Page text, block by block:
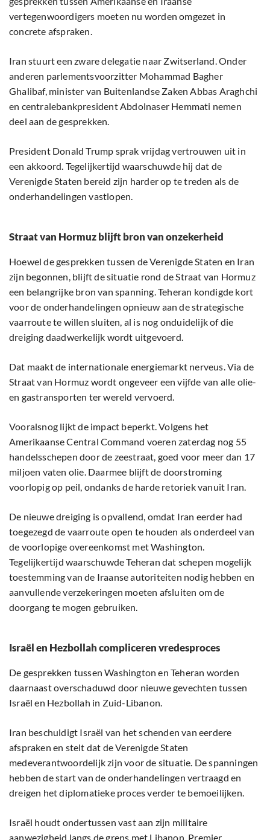
vertegenwoordigers moeten nu worden omgezet in
concrete afspraken.
Iran stuurt een zware delegatie naar Zwitserland. Onder
anderen parlementsvoorzitter Mohammad Bagher
Ghalibaf, minister van Buitenlandse Zaken Abbas Araghchi
en centralebankpresident Abdolnaser Hemmati nemen
deel aan de gesprekken.
President Donald Trump sprak vrijdag vertrouwen uit in
een akkoord. Tegelijkertijd waarschuwde hij dat de
Verenigde Staten bereid zijn harder op te treden als de
onderhandelingen vastlopen.
Straat van Hormuz blijft bron van onzekerheid
Hoewel de gesprekken tussen de Verenigde Staten en Iran
zijn begonnen, blijft de situatie rond de Straat van Hormuz
een belangrijke bron van spanning. Teheran kondigde kort
voor de onderhandelingen opnieuw aan de strategische
vaarroute te willen sluiten, al is nog onduidelijk of die
dreiging daadwerkelijk wordt uitgevoerd.
Dat maakt de internationale energiemarkt nerveus. Via de
Straat van Hormuz wordt ongeveer een vijfde van alle olie-
en gastransporten ter wereld vervoerd.
Vooralsnog lijkt de impact beperkt. Volgens het
Amerikaanse Central Command voeren zaterdag nog 55
handelsschepen door de zeestraat, goed voor meer dan 17
miljoen vaten olie. Daarmee blijft de doorstroming
voorlopig op peil, ondanks de harde retoriek vanuit Iran.
De nieuwe dreiging is opvallend, omdat Iran eerder had
toegezegd de vaarroute open te houden als onderdeel van
de voorlopige overeenkomst met Washington.
Tegelijkertijd waarschuwde Teheran dat schepen mogelijk
toestemming van de Iraanse autoriteiten nodig hebben en
aanvullende verzekeringen moeten afsluiten om de
doorgang te mogen gebruiken.
Israël en Hezbollah compliceren vredesproces
De gesprekken tussen Washington en Teheran worden
daarnaast overschaduwd door nieuwe gevechten tussen
Israël en Hezbollah in Zuid-Libanon.
Iran beschuldigt Israël van het schenden van eerdere
afspraken en stelt dat de Verenigde Staten
medeverantwoordelijk zijn voor de situatie. De spanningen
hebben de start van de onderhandelingen vertraagd en
dreigen het diplomatieke proces verder te bemoeilijken.
Israël houdt ondertussen vast aan zijn militaire
aanwezigheid langs de grens met Libanon. Premier